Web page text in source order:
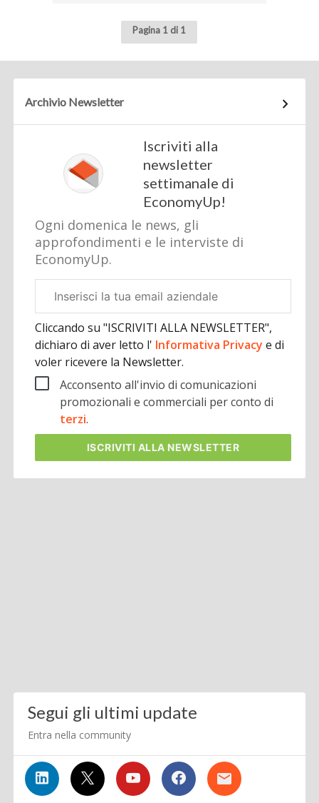
Pagina 1 di 1
Archivio Newsletter
Iscriviti alla
newsletter
settimanale di
EconomyUp!
Ogni domenica le news, gli
approfondimenti e le interviste di
EconomyUp.
aziendale
Cliccando su "ISCRIVITI ALLA NEWSLETTER",
dichiaro di aver letto l' Informativa Privacye di
voler ricevere la Newsletter.
Acconsento all'invio di comunicazioni
promozionali e commerciali per conto di
terzi.
ISCRIVITI ALLA NEWSLETTER
Segui gli ultimi update
Entra nella community